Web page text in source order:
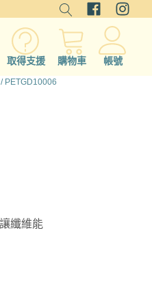
取得支援 購物車 帳號
PETGD10006
纖維能